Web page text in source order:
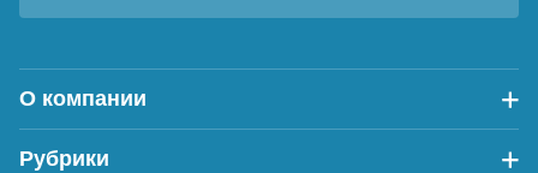
О компании
Рубрики